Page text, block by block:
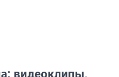
видеоклипы,